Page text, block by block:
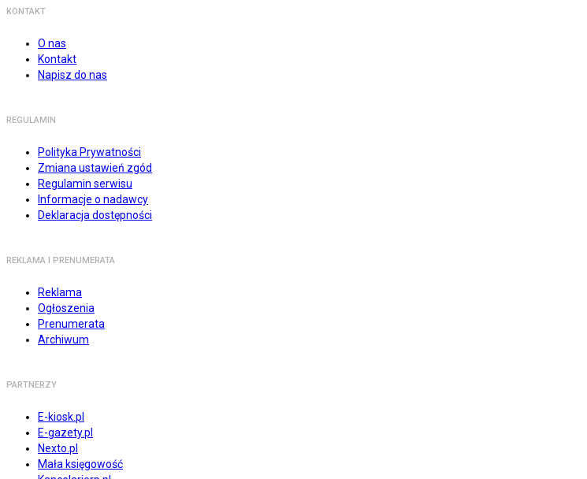
KONTAKT
O nas
Kontakt
Napisz do nas
REGULAMIN
Polityka Prywatności
Zmiana ustawień zgód
Regulamin serwisu
Informacje o nadawcy
Deklaracja dostępności
REKLAMA I PRENUMERATA
Reklama
Ogłoszenia
Prenumerata
Archiwum
PARTNERZY
E-kiosk.pl
E-gazety.pl
Nexto.pl
Mała księgowość